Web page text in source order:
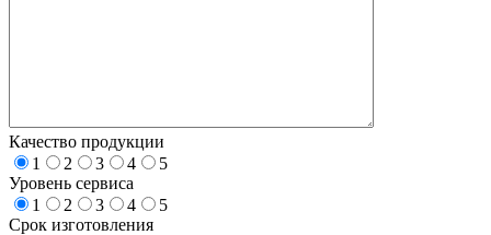
Качество продукции
1
2 3 4
5
Уровень сервиса
1
2 3 4
5
Срок изготовления